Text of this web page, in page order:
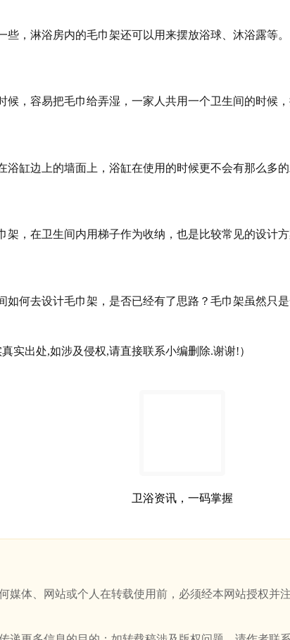
，淋浴房内的毛巾架还可以用来摆放浴球、沐浴露等。
，容易把毛巾给弄湿，一家人共用一个卫生间的时候
缸边上的墙面上，浴缸在使用的时候更不会有那么多的
，在卫生间内用梯子作为收纳，也是比较常见的设计方
何去设计毛巾架，是否已经有了思路？ 毛巾架虽然只
实出处,如涉及侵权,请直接联系小编删除.谢谢!）
卫浴资讯，一码掌握
体、网站或个人在转载使用前，必须经本网站授权并